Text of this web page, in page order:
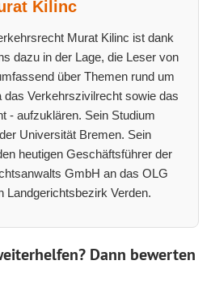
Kilinc
Murat Kilinc ist dank
dazu in der Lage, die Leser von
über Themen rund um
das Verkehrszivilrecht sowie das
- aufzuklären. Sein Studium
Universität Bremen. Sein
heutigen Geschäftsführer der
GmbH an das OLG
Landgerichtsbezirk Verden.
Dann bewerten